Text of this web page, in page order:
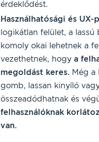
érdeklődést.
Használhatósági és UX-
logikátlan felület, a
komoly okai lehetnek a
vezethetnek, hogy a
megoldást keres.Még a
gomb, lassan kinyíló
összeadódhatnak és
felhasználóknak
van.